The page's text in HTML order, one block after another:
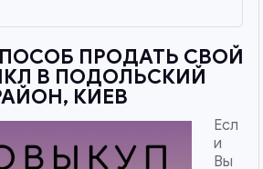
ПРОДАТЬ СВОЙ
В ПОДОЛЬСКИЙ
КИЕВ
Есл
и
Вы